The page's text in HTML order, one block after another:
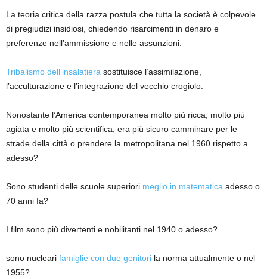
La teoria critica della razza postula che tutta la società è colpevole
di pregiudizi insidiosi, chiedendo risarcimenti in denaro e
preferenze nell’ammissione e nelle assunzioni.
Tribalismo dell’insalatiera sostituisce l’assimilazione,
l’acculturazione e l’integrazione del vecchio crogiolo.
Nonostante l’America contemporanea molto più ricca, molto più
agiata e molto più scientifica, era più sicuro camminare per le
strade della città o prendere la metropolitana nel 1960 rispetto a
adesso?
Sono studenti delle scuole superiori meglio in matematica adesso o
70 anni fa?
I film sono più divertenti e nobilitanti nel 1940 o adesso?
sono nucleari famiglie con due genitori la norma attualmente o nel
1955?